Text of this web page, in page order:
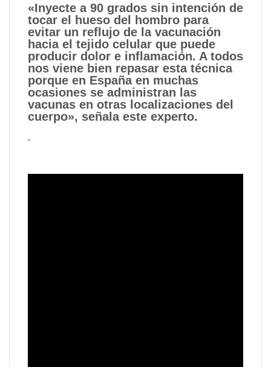
«Inyecte a 90 grados sin intención de
tocar el hueso del hombro para
evitar un reflujo de la vacunación
hacia el tejido celular que puede
producir dolor e inflamación. A todos
nos viene bien repasar esta técnica
porque en España en muchas
ocasiones se administran las
vacunas en otras localizaciones del
cuerpo», señala este experto.
.